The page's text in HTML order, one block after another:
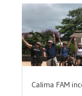
Calima FAM